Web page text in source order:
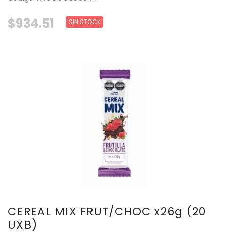
$934.51 SIN STOCK
CEREAL MIX FRUT/CHOC x26g (20
UXB)